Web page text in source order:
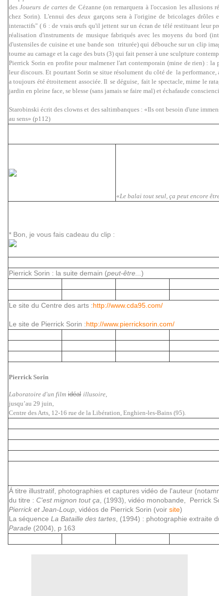
desJoueurs de cartes de Cézanne (on remarquera à l'occasion les allusions
chez Sorin). L'ennui desdeux garçons sera à l'origine de bricolages drôles
interactifs" ( 6 : de vrais œufs qu'il jettent sur un écran de télé restituant leur
réalisation d'instruments de musique fabriqués avec les moyens du bord
d'ustensiles de cuisine et une bande son triturée) qui débouche sur un clip
tourne au carnage et la cage des buts (3) qui fait penser à une sculpture
Pierrick Sorin en profite pour malmener l'art contemporain (mine de rien) : la
leur discours. Et pourtant Sorin se situe résolument du côté de la
a toujours été étroitement associée. Il se déguise, fait le spectacle, mime le
jardin en pleine face, se blesse (sans jamais se faire mal) et échafaude
Starobinski écrit des clowns et des saltimbanques : «Ils ont besoin d'une
au sens» (p112)
«Le balai tout seul, ça peut encore
* Bon, je vous fais cadeau du clip :
Pierrick Sorin : la suite demain (peut-être... )
Le site du Centre des arts :http://www.cda95.com/
Le site de Pierrick Sorin :http://www.pierricksorin.com/
Pierrick Sorin
Laboratoire d'un film idéal illusoire
jusqu’au 29 juin,
Centre des Arts, 12-16 rue de la Libération, Enghien-les-Bains (95).
Á titre illustratif, photographies et captures vidéo de l'auteur
du titre : C'est mignon tout ça , (1993), vidéo monobande,
Perrick
Pierrick et Jean-Loup , vidéos de Pierrick Sorin (voir site)
La séquence La Bataille des tartes , (1994) : photographie extraite
Parade (2004), p 163